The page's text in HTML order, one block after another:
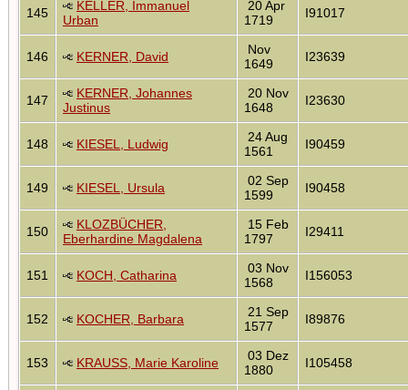
145
KELLER, Immanuel
Urban
20 Apr
1719
I91017
146 KERNER, David
Nov
1649
I23639
147
KERNER, Johannes
Justinus
20 Nov
1648
I23630
148 KIESEL, Ludwig
24 Aug
1561
I90459
149 KIESEL, Ursula
02 Sep
1599
I90458
150
KLOZBÜCHER,
Eberhardine Magdalena
15 Feb
1797
I29411
151 KOCH, Catharina
03 Nov
1568
I156053
152 KOCHER, Barbara
21 Sep
1577
I89876
153 KRAUSS, Marie Karoline
03 Dez
1880
I105458